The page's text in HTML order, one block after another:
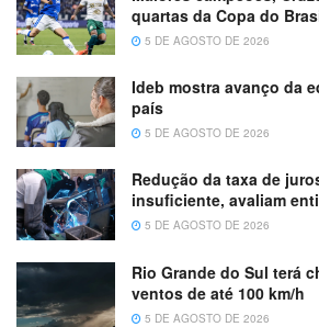
quartas da Copa do
5 DE AGOSTO DE 2026
Ideb mostra avanço da
país
5 DE AGOSTO DE 2026
Redução da taxa de
insuficiente, avaliam
5 DE AGOSTO DE 2026
Rio Grande do Sul terá
ventos de até 100 km/h
5 DE AGOSTO DE 2026